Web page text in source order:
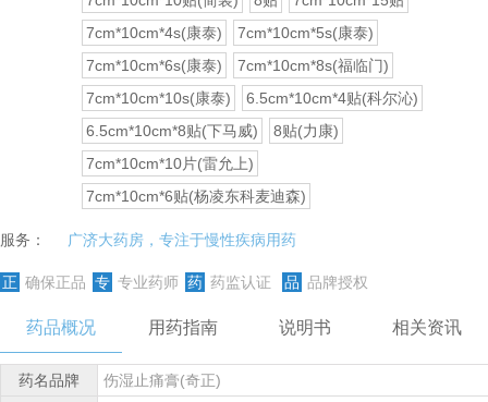
7cm*10cm*4s(康泰)
7cm*10cm*5s(康泰)
7cm*10cm*6s(康泰)
7cm*10cm*8s(福临门)
7cm*10cm*10s(康泰)
6.5cm*10cm*4贴(科尔沁)
6.5cm*10cm*8贴(下马威)
8贴(力康)
7cm*10cm*10片(雷允上)
7cm*10cm*6贴(杨凌东科麦迪森)
服务： 广济大药房，专注于慢性疾病用药
正 确保正品 专 专业药师 药 药监认证 品 品牌授权
药品概况 用药指南 说明书 相关资讯
药名品牌 伤湿止痛膏(奇正)